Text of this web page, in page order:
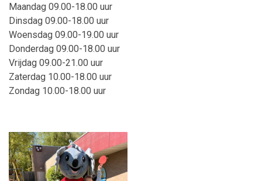
Maandag 09.00-18.00 uur
Dinsdag 09.00-18.00 uur
Woensdag 09.00-19.00 uur
Donderdag 09.00-18.00 uur
Vrijdag 09.00-21.00 uur
Zaterdag 10.00-18.00 uur
Zondag 10.00-18.00 uur